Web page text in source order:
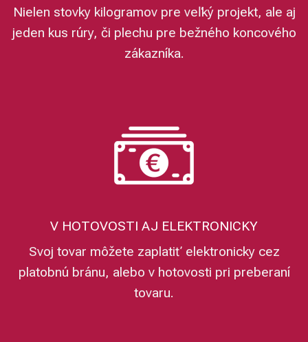
Nielen stovky kilogramov pre veľký projekt, ale aj
jeden kus rúry, či plechu pre bežného koncového
zákazníka.
V HOTOVOSTI AJ ELEKTRONICKY
Svoj tovar môžete zaplatiť elektronicky cez
platobnú bránu, alebo v hotovosti pri preberaní
tovaru.